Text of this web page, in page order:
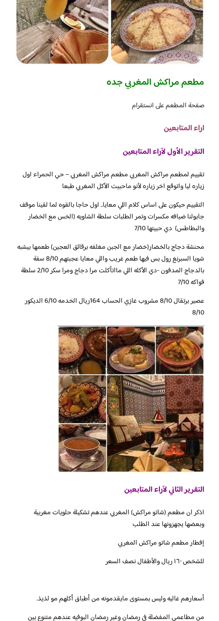
مطعم مراكش المغربي جده
صفحة المطعم على انستقرام
اراء المتابعين
التقرير الأول لآراء المتابعين
تقييم لمطعم مراكش المغربي مطعم مراكش المغربي – حي الحمراء اول
زياره ليا واتوقع اخر زياره لأنو ماحبيت الأكل المغربي طبعا
التقييم حيكون على اساس كلام اللي معايا.. اول حاجا بالقوه لما لقينا موقف
جابولنا ضيافه مكسرات وتمر الطلبات سلطة الشاويه (الخس مع الخضار
والبطاطس) دي حبيتها 7/10
محنشة دجاج بالخضار(خضار مع الجبن مغلفه برقائق العجين) طعمها بيشبه
شويا السبرنغ رول بس فيها طعم غريب واللي معايا عجبتهم 8/10 سفة
بالدجاج المدفون -دي الأكله اللي مااتأكلت مرا دجاج ومرا سكر 2/10 سلطة
فواكه 7/10
عصير برتقال 8/10 مشروب غازي الحساب 164ريال الخدمه 6/10 الديكور
8/10
التقرير الثاني لآراء المتابعين
‏‎اذكر ان مطعم (شاتو مراكش) المغربي عندهم تشكيلة حلويات مغربية
وبعضها يجهزونها عند الطلب
‏إفطار مطعم شاتو مراكش المغربي
للشخص ١٦٠ ريال والأطفال نصف السعر
أسعارهم غاليه وليس بمستوى مايقدمونه من أطباق أكلهم مو لذيذ.
من مطاعمي المفضلة في رمضان وغير رمضان البوفيه عندهم متنوع بين